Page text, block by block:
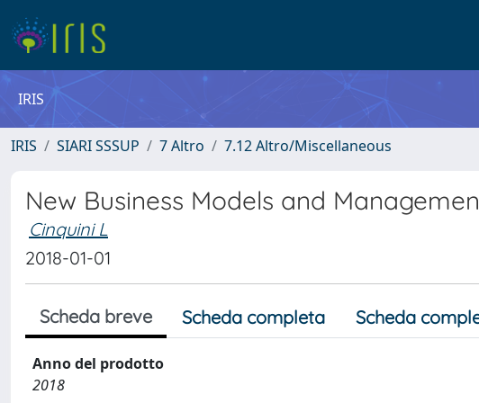
IRIS
IRIS SIARI SSSUP 7 Altro 7.12 Altro/Miscellaneous
New Business Models and
Cinquini L
2018-01-01
Scheda breve Scheda completa Scheda
Anno del prodotto
2018